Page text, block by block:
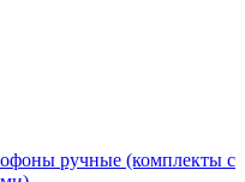
ручные (комплекты с